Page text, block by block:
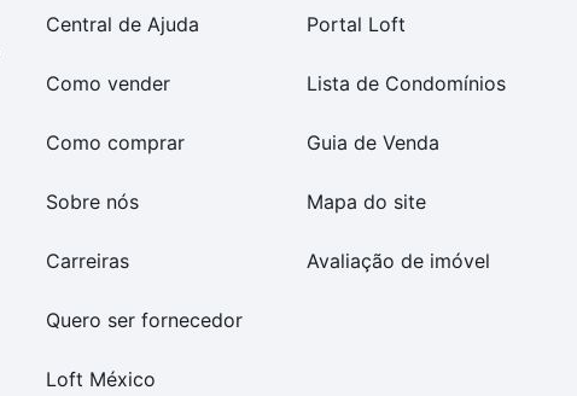
Central de Ajuda
Como vender
Como comprar
Sobre nós
Carreiras
Quero ser fornecedor
Loft México
Portal Loft
Lista de Condomínios
Guia de Venda
Mapa do site
Avaliação de imóvel